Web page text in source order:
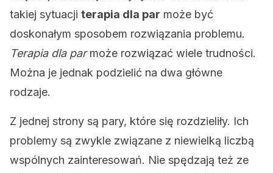
takiej sytuacji terapia dla par może być
doskonałym sposobem rozwiązania problemu.
Terapia dla parmoże rozwiązać wiele trudności.
Można je jednak podzielić na dwa główne
rodzaje.
Z jednej strony są pary, które się rozdzieliły. Ich
problemy są zwykle związane z niewielką liczbą
wspólnych zainteresowań. Nie spędzają też ze